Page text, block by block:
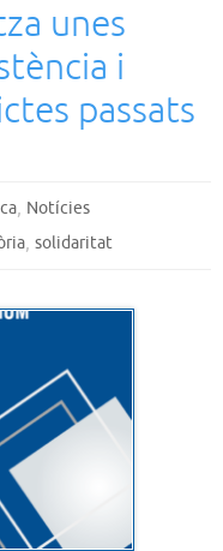
unes
i
passats
, Notícies
,solidaritat